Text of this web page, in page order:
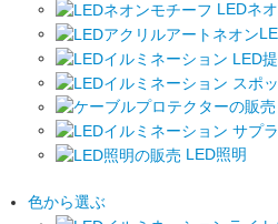
LEDネ
LED照明
色から選ぶ